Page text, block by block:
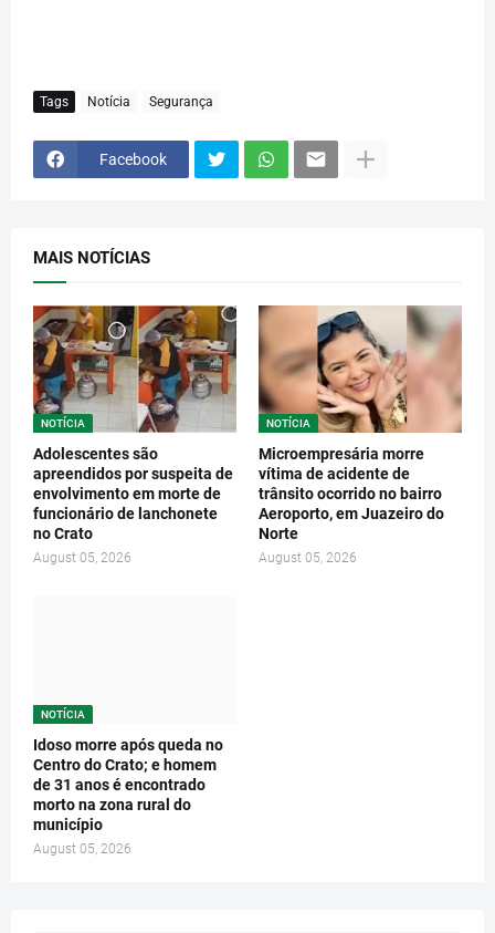
Tags Notícia Segurança
Facebook
MAIS NOTÍCIAS
NOTÍCIA
Adolescentes são
apreendidos por suspeita de
envolvimento em morte de
funcionário de lanchonete
no Crato
August 05, 2026
NOTÍCIA
Microempresária morre
vítima de acidente de
trânsito ocorrido no bairro
Aeroporto, em Juazeiro do
Norte
August 05, 2026
NOTÍCIA
Idoso morre após queda no
Centro do Crato; e homem
de 31 anos é encontrado
morto na zona rural do
município
August 05, 2026